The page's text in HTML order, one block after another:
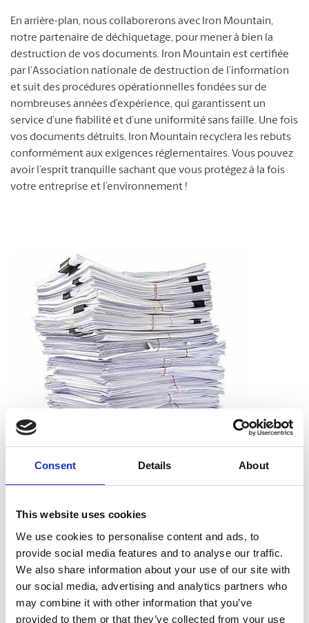
Consent Details About
This website uses cookies
We use cookies to personalise content and ads, to
provide social media features and to analyse our traffic.
We also share information about your use of our site with
our social media, advertising and analytics partners who
may combine it with other information that you’ve
provided to them or that they’ve collected from your use
En arrière-plan, nous collaborerons avec Iron Mountain,
notre partenaire de déchiquetage, pour mener à bien la
destruction de vos documents. Iron Mountain est certifiée
par l’Association nationale de destruction de l’information
et suit des procédures opérationnelles fondées sur de
nombreuses années d’expérience, qui garantissent un
service d’une fiabilité et d’une uniformité sans faille. Une fois
vos documents détruits, Iron Mountain recyclera les rebuts
conformément aux exigences réglementaires. Vous pouvez
avoir l’esprit tranquille sachant que vous protégez à la fois
votre entreprise et l’environnement !
Vous pouvez déchiqueter tous les types de papier, dont le
papier d’impression, les reçus, les notes et les sorties
d’imprimante. Et vous n’avez pas à vous soucier de retirer les
agrafes, les trombones ou les chemises. Nous acceptons les
documents tels qu’ils sont.